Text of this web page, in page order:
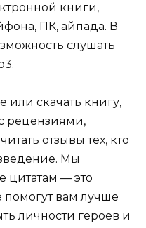
книги,
ПК, айпада. В
слушать
или скачать книгу,
рецензиями,
отзывы тех, кто
Мы
цитатам — это
вам лучше
личности героев и